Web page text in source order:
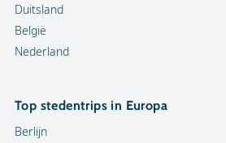
Duitsland
België
Nederland
Top stedentrips in Europa
Berlijn